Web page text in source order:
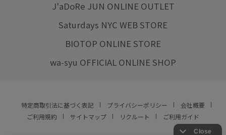
J'aDoRe JUN ONLINE OUTLET
Saturdays NYC WEB STORE
BIOTOP ONLINE STORE
wa-syu OFFICIAL ONLINE SHOP
特定商取引法に基づく表記 プライバシーポリシー
会社概要
ご利用規約
サイトマップ リクルート ご利用ガイド